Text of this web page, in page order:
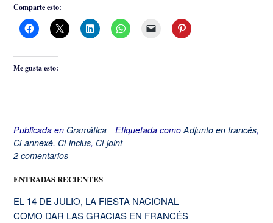
Comparte esto:
Me gusta esto:
Publicada en Gramática Etiquetada comoAdjunto en francés,
Ci-annexé, Ci-inclus, Ci-joint
2 comentarios
ENTRADAS RECIENTES
EL 14 DE JULIO, LA FIESTA NACIONAL
COMO DAR LAS GRACIAS EN FRANCÉS